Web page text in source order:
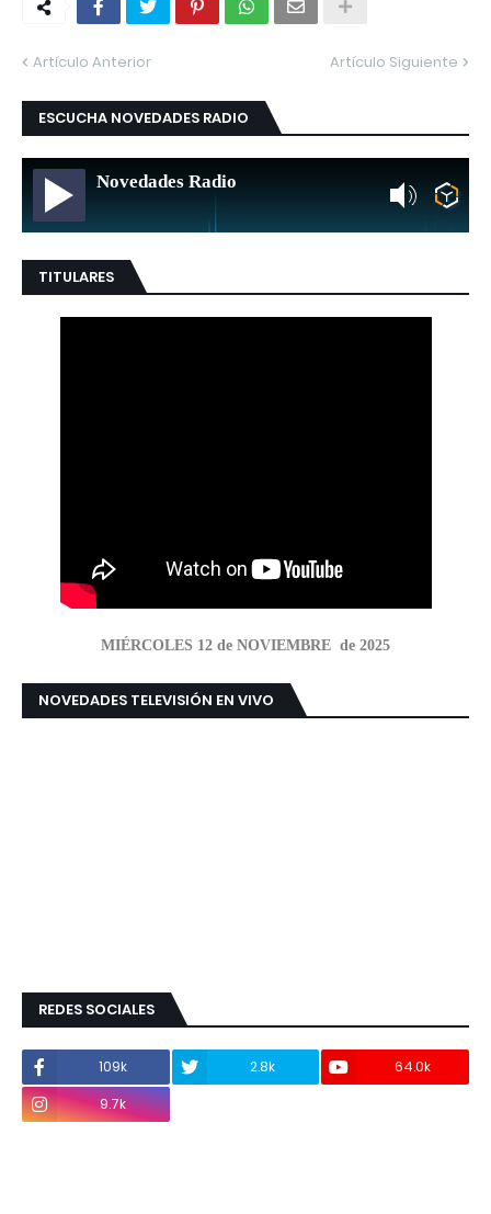
Artículo Anterior Artículo Siguiente
ESCUCHA NOVEDADES RADIO
Novedades Radio
TITULARES
MIÉRCOLES 12 de NOVIEMBRE de 2025
NOVEDADES TELEVISIÓN EN VIVO
REDES SOCIALES
109k 2.8k
64.0k
9.7k